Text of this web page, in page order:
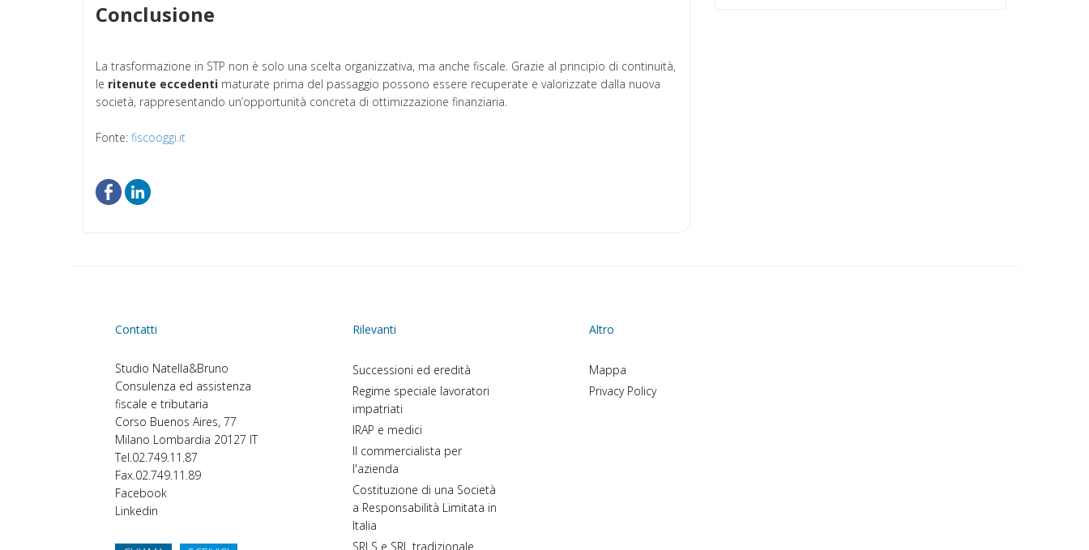
Conclusione
La trasformazione in STP non è solo una scelta organizzativa, ma anche fiscale. Grazie al principio di continuità,
le ritenute eccedenti maturate prima del passaggio possono essere recuperate e valorizzate dalla nuova
società, rappresentando un’opportunità concreta di ottimizzazione finanziaria.
Fonte: fiscooggi.it
Contatti
Studio Natella&Bruno
Consulenza ed assistenza
fiscale e tributaria
Corso Buenos Aires, 77
Milano Lombardia 20127 IT
Tel.02.749.11.87
Fax.02.749.11.89
Facebook
Linkedin
Rilevanti
Successioni ed eredità
Regime speciale lavoratori
impatriati
IRAP e medici
Il commercialista per
l'azienda
Costituzione di una Società
a Responsabilità Limitata in
Italia
SRLS e SRL tradizionale
Altro
Mappa
Privacy Policy